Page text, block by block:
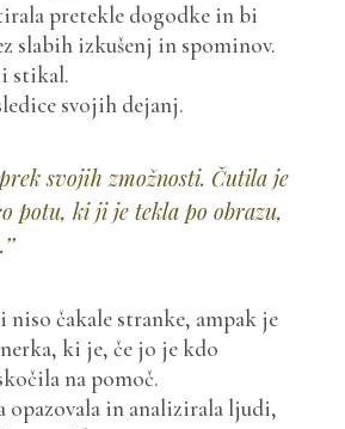
pretekle dogodke in bi
slabih izkušenj in spominov.
stikal.
svojih dejanj.
prek svojih zmožnosti. Čutila je
potu, ki ji je tekla po obrazu,
niso čakale stranke, ampak je
ki je, če jo je kdo
na pomoč.
opazovala in analizirala ljudi,